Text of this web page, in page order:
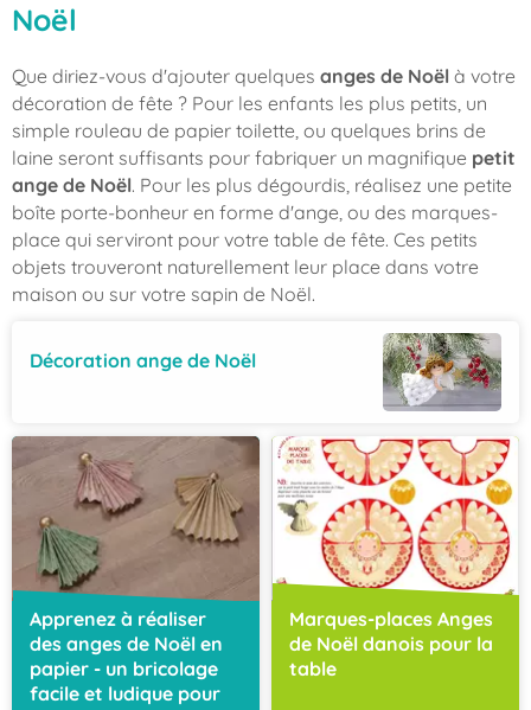
Noël
Que diriez-vous d'ajouter quelques anges de Noël à votre
décoration de fête ? Pour les enfants les plus petits, un
simple rouleau de papier toilette, ou quelques brins de
laine seront suffisants pour fabriquer un magnifique petit
ange de Noël. Pour les plus dégourdis, réalisez une petite
boîte porte-bonheur en forme d'ange, ou des marques-
place qui serviront pour votre table de fête. Ces petits
objets trouveront naturellement leur place dans votre
maison ou sur votre sapin de Noël.
Décoration ange de Noël
Apprenez à réaliser
des anges de Noël en
papier - un bricolage
facile et ludique pour
Marques-places Anges
de Noël danois pour la
table